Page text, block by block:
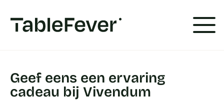
Geef eens een ervaring
cadeau bij Vivendum